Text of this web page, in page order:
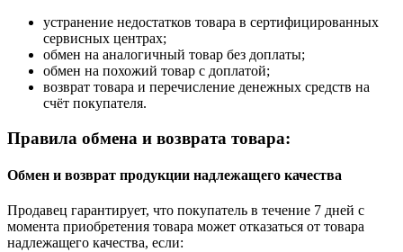
устранение недостатков товара в сертифицированных
сервисных центрах;
обмен на аналогичный товар без доплаты;
обмен на похожий товар с доплатой;
возврат товара и перечисление денежных средств на
счёт покупателя.
Правила обмена и возврата товара:
Обмен и возврат продукции надлежащего качества
Продавец гарантирует, что покупатель в течение 7 дней с
момента приобретения товара может отказаться от товара
надлежащего качества, если: